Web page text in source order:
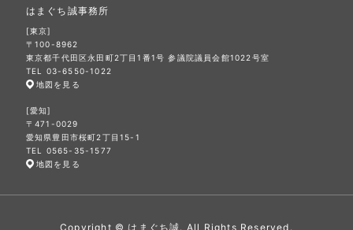
はまぐち誠事務所
[東京]
〒100-8962
東京都千代田区永田町2丁目1番1号 参議院議員会館1022号室
TEL 03-6550-1022
地図を見る
[愛知]
〒471-0029
愛知県豊田市桜町2丁目15-1
TEL 0565-35-1577
地図を見る
Copyright © はまぐち誠. All Rights Reserved.